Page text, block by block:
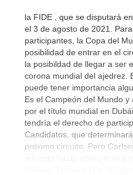
la FIDE , que se disputará
el 3 de agosto de 2021.
participantes, la Copa del
posibilidad de entrar en el
la posibildad de llegar a ser
corona mundial del ajedrez.
puede tener importancia
Es el Campeón del Mundo
por el título mundial en
tendría el derecho de
Candidatos, que
próximo circuito. Pero